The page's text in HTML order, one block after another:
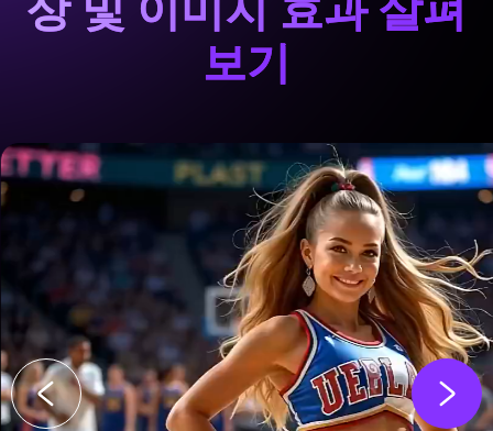
상 및 이미지 효과 살펴
보기